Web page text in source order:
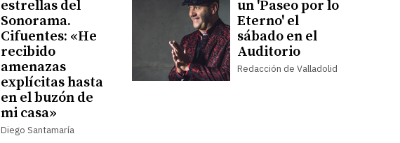
estrellas del
Sonorama.
Cifuentes: «He
recibido
amenazas
explícitas hasta
en el buzón de
mi casa»
Diego Santamaría
un 'Paseo por lo
Eterno' el
sábado en el
Auditorio
Redacción de Valladolid